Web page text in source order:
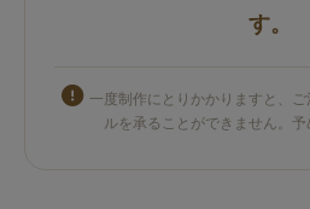
す。
一度制作にとりかかりますと、
ルを承ることができません。予